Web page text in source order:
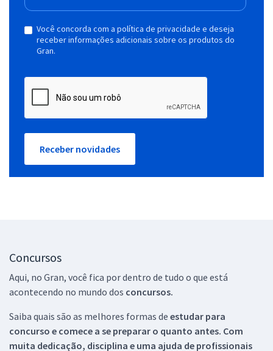
Você concorda com a política de privacidade e deseja
receber informações adicionais sobre os produtos do
Gran.
Receber novidades
Concursos
Aqui, no Gran, você fica por dentro de tudo o que está
acontecendo no mundo dos concursos.
Saiba quais são as melhores formas de estudar para
concurso e comece a se preparar o quanto antes. Com
muita dedicação, disciplina e uma ajuda de profissionais